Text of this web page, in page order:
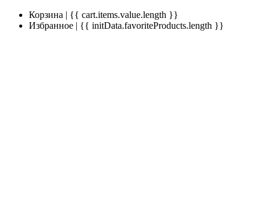
Корзина | {{ cart.items.value.length }}
Избранное | {{ initData.favoriteProducts.length }}